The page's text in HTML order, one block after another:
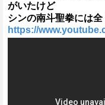
がいたけど
シンの南斗聖拳には
https://